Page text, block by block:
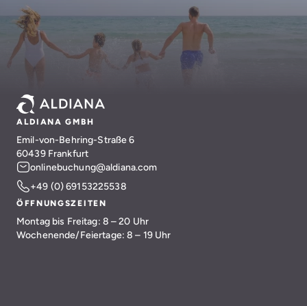
ALDIANA GMBH
Emil-von-Behring-Straße 6
60439 Frankfurt
onlinebuchung@aldiana.com
+49 (0) 69153225538
ÖFFNUNGSZEITEN
Montag bis Freitag: 8 – 20 Uhr
Wochenende/Feiertage: 8 – 19 Uhr